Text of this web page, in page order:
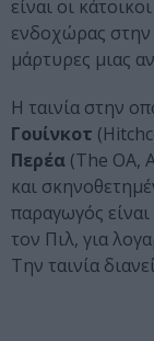
είναι οι
ενδοχώρας στην
μάρτυρες μιας
Η ταινία στην
Γουίνκοτ
Περέα (The OA,
και
παραγωγός είναι
τον Πιλ, για
Την ταινία